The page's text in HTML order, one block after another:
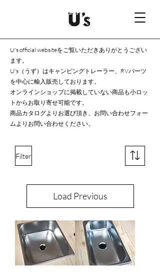
U's official websiteをご覧いただきありがとうござい
ます。
U's（うず）はキャンピングトレーラー、RVパーツ
を中心に輸入販売しております。
オンラインショップに掲載していない商品も小ロッ
トからお取り寄せ可能です。
商品カタログよりお選び頂き、お問い合わせフォー
ムよりお問い合わせください。
Filter
Load Previous